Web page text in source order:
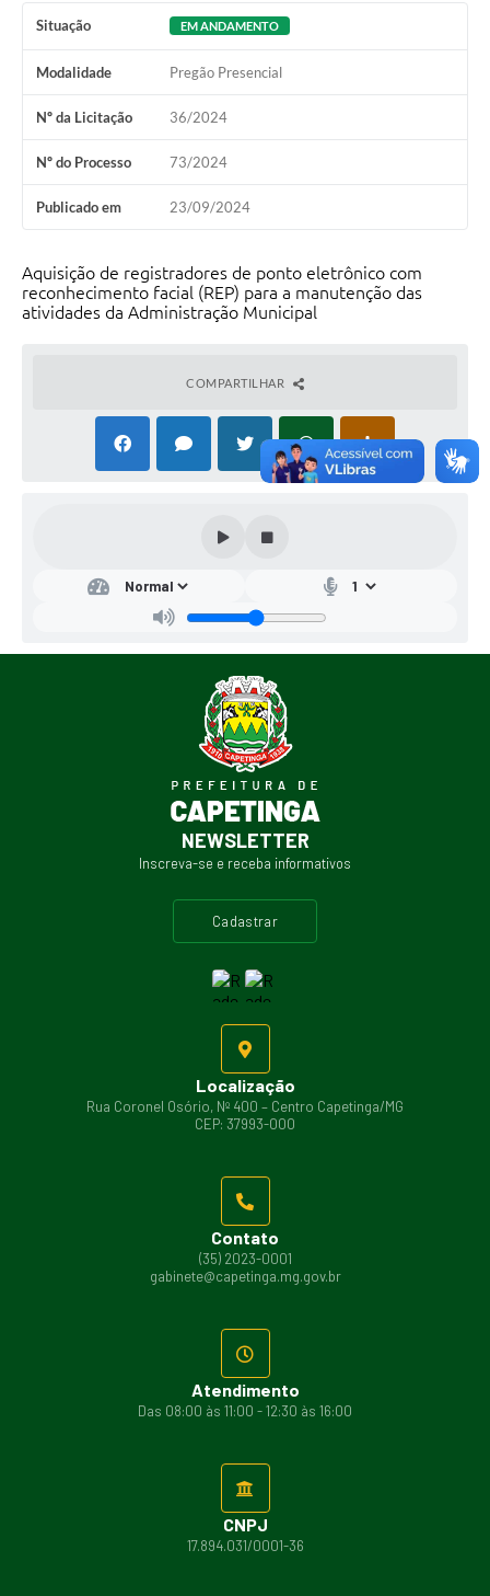
Situação EM ANDAMENTO
Modalidade Pregão Presencial
Nº da Licitação 36/2024
Nº do Processo 73/2024
Publicado em 23/09/2024
Aquisição de registradores de ponto eletrônico com
reconhecimento facial (REP) para a manutenção das
atividades da Administração Municipal
COMPARTILHAR
Localização
Rua Coronel Osório, Nº 400 – Centro Capetinga/MG
CEP: 37993-000
Contato
(35) 2023-0001
gabinete@capetinga.mg.gov.br
Atendimento
Das 08:00 às 11:00 - 12:30 às 16:00
CNPJ
17.894.031/0001-36
NEWSLETTER
Inscreva-se e receba informativos
cadastrar